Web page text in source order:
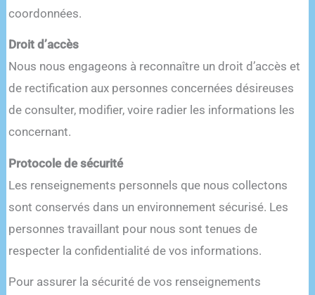
coordonnées.
Droit d’accès
Nous nous engageons à reconnaître un droit d’accès et
de rectification aux personnes concernées désireuses
de consulter, modifier, voire radier les informations les
concernant.
Protocole de sécurité
Les renseignements personnels que nous collectons
sont conservés dans un environnement sécurisé. Les
personnes travaillant pour nous sont tenues de
respecter la confidentialité de vos informations.
Pour assurer la sécurité de vos renseignements